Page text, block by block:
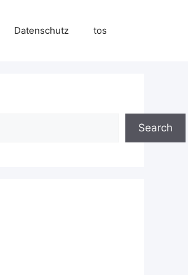
Datenschutz tos
Search